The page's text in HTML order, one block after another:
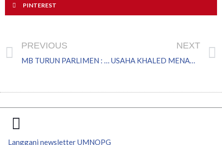
PINTEREST
Prev
PREVIOUS
MB TURUN PARLIMEN : SATU USAHA YANG DICEMBURUI
NEXT
USAHA KHALED MENANGKAP ‘AYAM’ KFC BERBALOI: MARUAH BANGSA JOHOR DIKEMBALIKAN
Langgani newsletter UMNOPG